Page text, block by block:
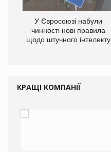
У Євросоюзі набули
чинності нові правила
щодо штучного інтелекту
КРАЩІ КОМПАНІЇ